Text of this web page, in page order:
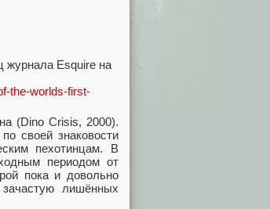
журнала Esquire на
the-worlds-first-
(Dino Crisis, 2000).
своей знаковости
пехотинцам. В
периодом от
пока и довольно
лишённых